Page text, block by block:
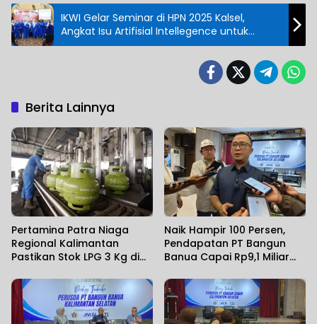
IKWI Gelar Seminar di HPN 2025 Kalsel,
Angkat Isu Artifisial Intellegence untuk
Kreatifitas Keluarga
Berita Lainnya
Pertamina Patra Niaga
Regional Kalimantan
Pastikan Stok LPG 3 Kg di
Naik Hampir 100 Persen,
Pendapatan PT Bangun
Banua Capai Rp9,1 Miliar